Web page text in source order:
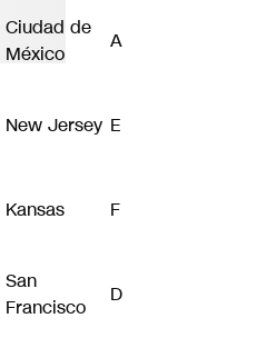
Ciudad de
México
A
New Jersey E
Kansas F
San
Francisco
D